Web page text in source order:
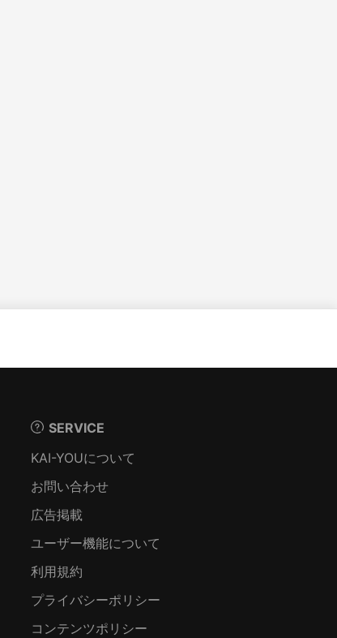
SERVICE
KAI-YOUについて
お問い合わせ
広告掲載
ユーザー機能について
利用規約
プライバシーポリシー
コンテンツポリシー